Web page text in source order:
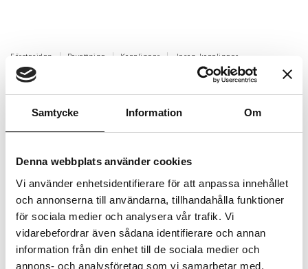
Samtycke Information Om
Denna webbplats använder cookies
Vi använder enhetsidentifierare för att anpassa innehållet
och annonserna till användarna, tillhandahålla funktioner
för sociala medier och analysera vår trafik. Vi
vidarebefordrar även sådana identifierare och annan
information från din enhet till de sociala medier och
annons- och analysföretag som vi samarbetar med.
Förstasidan Bevattning Kopplingar Jason-kopplingar
Vinkelkoppling Jason 20 mm
Vinkelkoppling Jason 20 mm.
Artikelnr: AD0706520
Finns i lager (20+ st)
44 kr
Lägg i varukorgen
Trygg betalning